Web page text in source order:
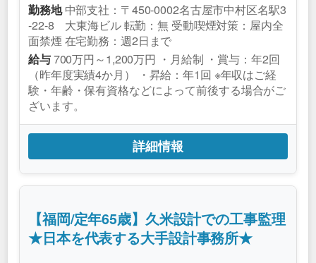
勤務地中部支社：〒450-0002名古屋市中村区名駅3
-22-8 大東海ビル 転勤：無 受動喫煙対策：屋内全
面禁煙 在宅勤務：週2日まで
給与700万円～1,200万円 ・月給制 ・賞与：年2回
（昨年度実績4か月） ・昇給：年1回 ※年収はご経
験・年齢・保有資格などによって前後する場合がご
ざいます。
詳細情報
【福岡/定年65歳】久米設計での工事監理
★日本を代表する大手設計事務所★